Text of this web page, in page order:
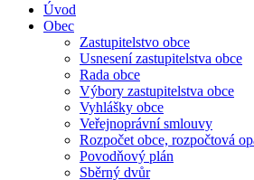
Úvod
Obec
Zastupitelstvo obce
Usnesení zastupitelstva obce
Rada obce
Výbory zastupitelstva obce
Vyhlášky obce
Veřejnoprávní smlouvy
Rozpočet obce, rozpočtová
Povodňový plán
Sběrný dvůr